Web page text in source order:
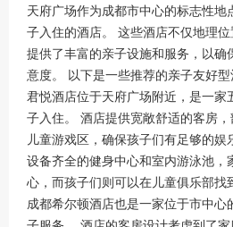
天府广场作为成都市中心的标志性
子入住的酒店。 这些酒店不仅地理
提供了丰富的亲子设施和服务，以确
意度。 以下是一些推荐的亲子友好
君悦酒店位于天府广场附近，是一家
子入住。 酒店提供宽敞舒适的客房
儿童游戏区，确保孩子们有足够的
设备齐全的健身中心和室内游泳池，
心，而孩子们则可以在儿童俱乐部
成都希尔顿酒店也是一家位于市中